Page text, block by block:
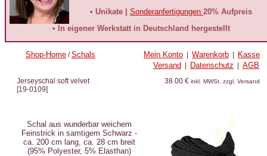
häufige Fragen
Kontakt
Datenschutz
• Unikate | Sonderanfertigungen 20% Aufpreis
• In eigener Werkstatt in Deutschland hergestellt
Shop-Home /Schals Mein Konto Warenkorb
Kasse
Versand
Datenschutz AGB
Jerseyschal soft velvet
[19-0109]
38.00 € inkl. MWSt. zzgl. Versand
Schal aus wunderbar weichem
Feinstrick in samtigem Schwarz -
ca. 200 cm lang, ca. 28 cm breit
(95% Polyester, 5% Elasthan)